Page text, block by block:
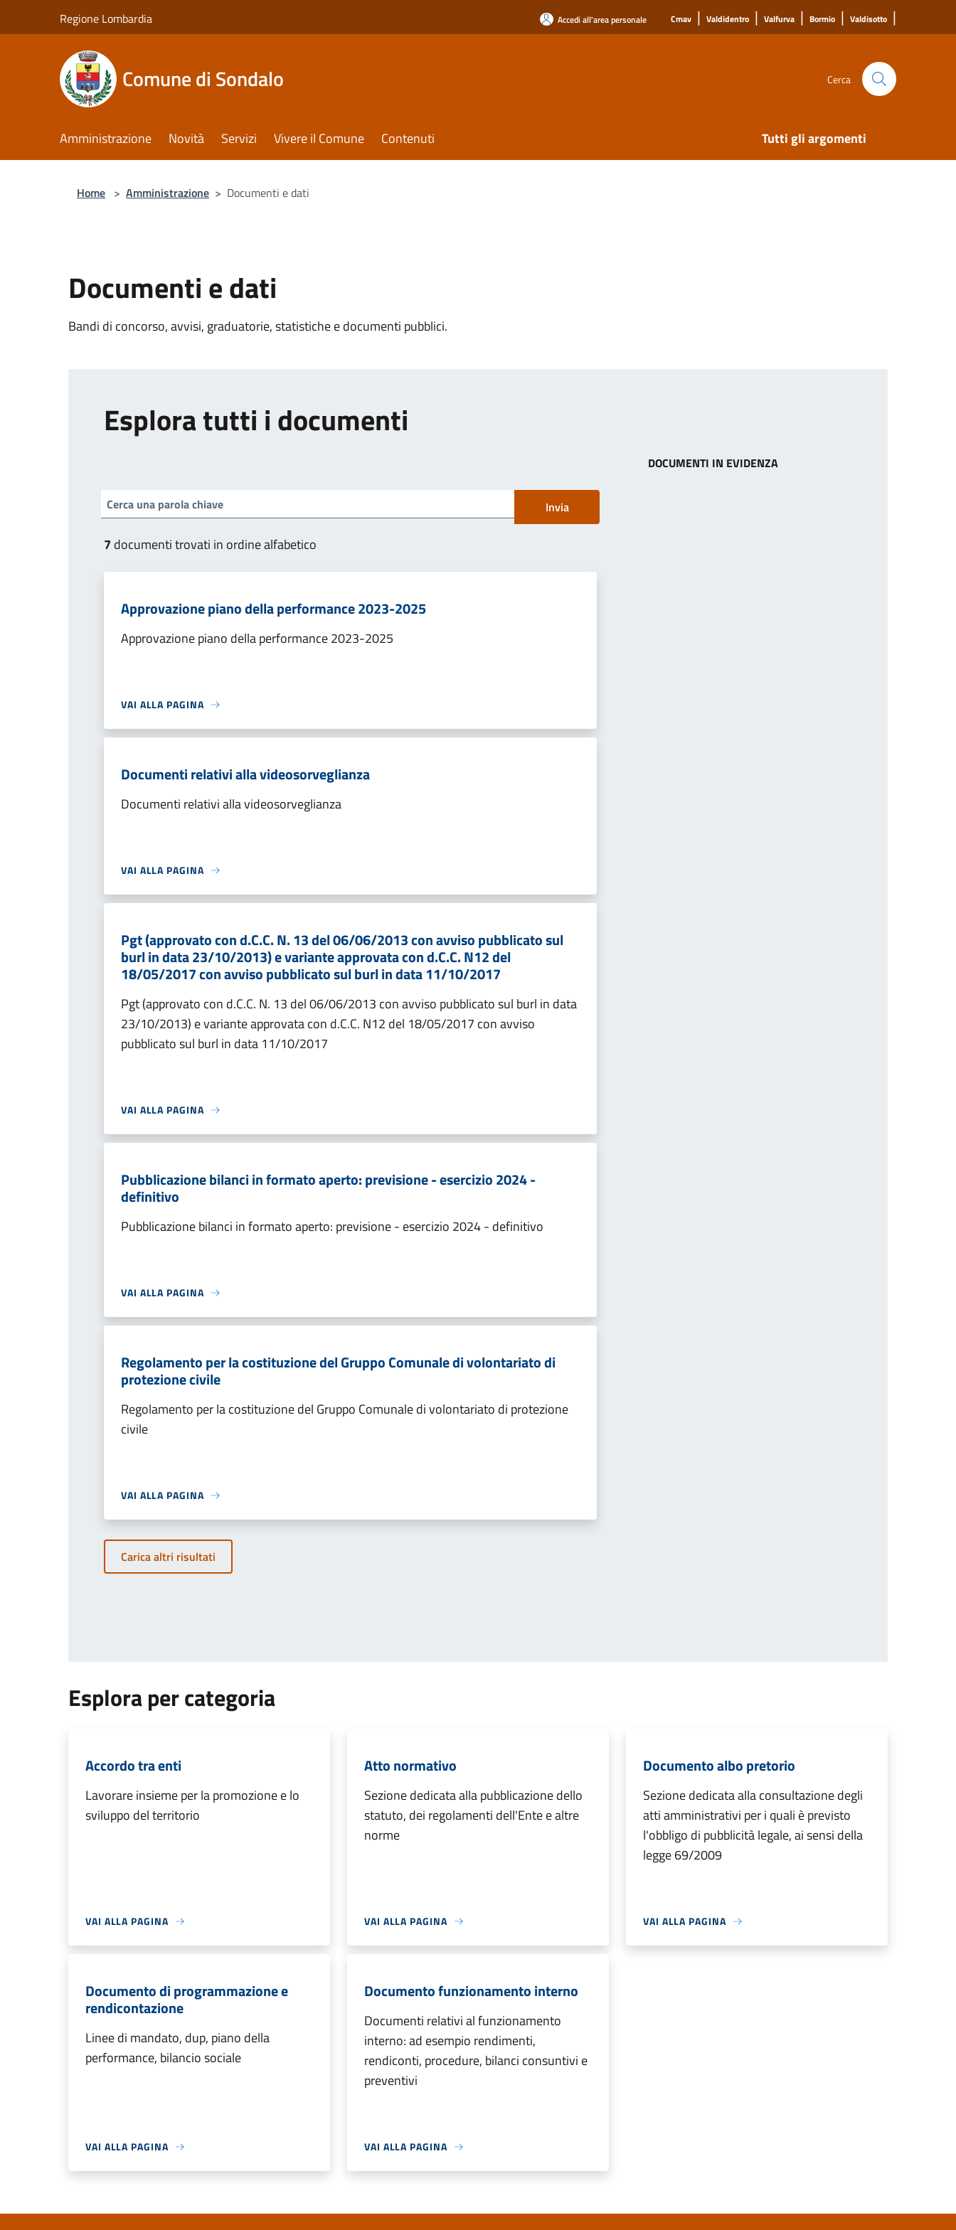
Regione Lombardia Accedi all'area personale Cmav | Valdidentro | Valfurva | Bormio | Valdisotto |
Comune di Sondalo Cerca
Amministrazione Novità Servizi Vivere il Comune Contenuti Tutti gli argomenti
Home > Amministrazione > Documenti e dati
Documenti e dati
Bandi di concorso, avvisi, graduatorie, statistiche e documenti pubblici.
Esplora tutti i documenti
Invia
7 documenti trovati in ordine alfabetico
Approvazione piano della performance 2023-2025
Approvazione piano della performance 2023-2025
VAI ALLA PAGINA
Documenti relativi alla videosorveglianza
Documenti relativi alla videosorveglianza
VAI ALLA PAGINA
Pgt (approvato con d.C.C. N. 13 del 06/06/2013 con avviso pubblicato sul
burl in data 23/10/2013) e variante approvata con d.C.C. N12 del
18/05/2017 con avviso pubblicato sul burl in data 11/10/2017
Pgt (approvato con d.C.C. N. 13 del 06/06/2013 con avviso pubblicato sul burl in data
23/10/2013) e variante approvata con d.C.C. N12 del 18/05/2017 con avviso
pubblicato sul burl in data 11/10/2017
VAI ALLA PAGINA
Pubblicazione bilanci in formato aperto: previsione - esercizio 2024 -
definitivo
Pubblicazione bilanci in formato aperto: previsione - esercizio 2024 - definitivo
VAI ALLA PAGINA
Regolamento per la costituzione del Gruppo Comunale di volontariato di
protezione civile
Regolamento per la costituzione del Gruppo Comunale di volontariato di protezione
civile
VAI ALLA PAGINA
Carica altri risultati
DOCUMENTI IN EVIDENZA
Esplora per categoria
Accordo tra enti
Lavorare insieme per la promozione e lo
sviluppo del territorio
VAI ALLA PAGINA
Atto normativo
Sezione dedicata alla pubblicazione dello
statuto, dei regolamenti dell'Ente e altre
norme
VAI ALLA PAGINA
Documento albo pretorio
Sezione dedicata alla consultazione degli
atti amministrativi per i quali è previsto
l'obbligo di pubblicità legale, ai sensi della
legge 69/2009
VAI ALLA PAGINA
Documento di programmazione e
rendicontazione
Linee di mandato, dup, piano della
performance, bilancio sociale
VAI ALLA PAGINA
Documento funzionamento interno
Documenti relativi al funzionamento
interno: ad esempio rendimenti,
rendiconti, procedure, bilanci consuntivi e
preventivi
VAI ALLA PAGINA